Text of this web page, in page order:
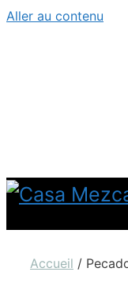
Aller au contenu
Accueil /